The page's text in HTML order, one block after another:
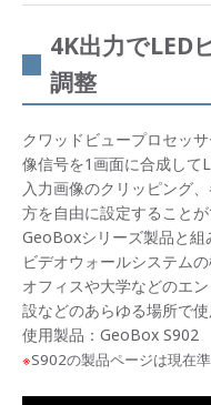
4K出力でLED
調整
クワッドビュープロセッ
像信号を1画面に合成して
入力画像のクリッピング
方を自由に設定すること
GeoBoxシリーズ製品と
ビデオウォールシステムの
オフィスや大学などのエ
設などのあらゆる場所で使
使用製品：GeoBox S902
※S902の製品ページは現在